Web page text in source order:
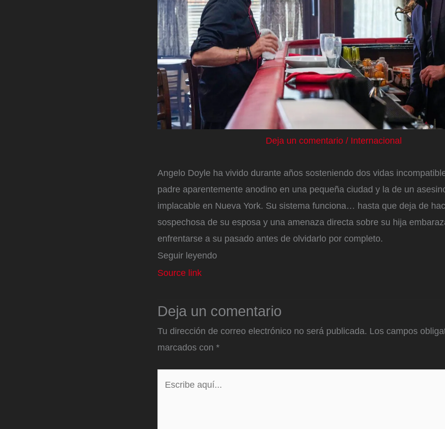
Deja un comentario / Internacional
Angelo Doyle ha vivido durante años sosteniendo dos vidas
padre aparentemente anodino en una pequeña ciudad y la de un
implacable en Nueva York. Su sistema funciona… hasta que deja de
sospechosa de su esposa y una amenaza directa sobre su hija
enfrentarse a su pasado antes de olvidarlo por completo.
Seguir leyendo
Source link
Deja un comentario
Tu dirección de correo electrónico no será publicada. Los campos
marcados con *